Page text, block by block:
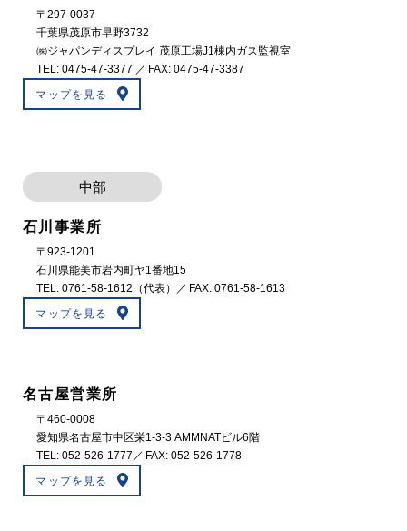
〒297-0037
千葉県茂原市早野3732
㈱ジャパンディスプレイ 茂原工場J1棟内ガス監視室
TEL: 0475-47-3377 ／ FAX: 0475-47-3387
マップを見る
中部
石川事業所
〒923-1201
石川県能美市岩内町ヤ1番地15
TEL: 0761-58-1612 （代表）／ FAX: 0761-58-1613
マップを見る
名古屋営業所
〒460-0008
愛知県名古屋市中区栄1-3-3 AMMNATビル6階
TEL: 052-526-1777 ／ FAX: 052-526-1778
マップを見る